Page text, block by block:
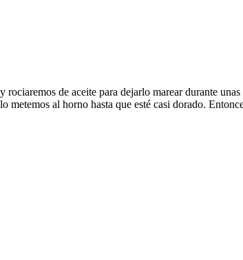
de aceite para dejarlo marear durante
al horno hasta que esté casi dorado.